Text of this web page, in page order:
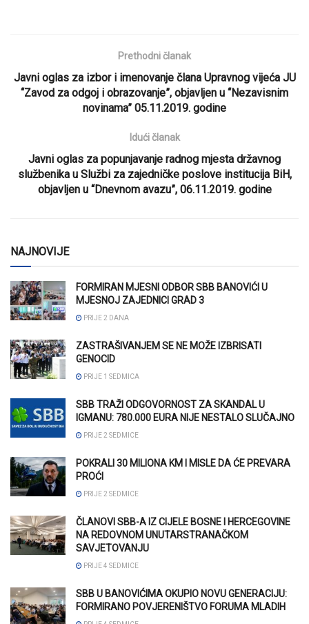
Prethodni članak
Javni oglas za izbor i imenovanje člana Upravnog vijeća JU
“Zavod za odgoj i obrazovanje”, objavljen u “Nezavisnim
novinama” 05.11.2019. godine
Idući članak
Javni oglas za popunjavanje radnog mjesta državnog
službenika u Službi za zajedničke poslove institucija BiH,
objavljen u “Dnevnom avazu”, 06.11.2019. godine
NAJNOVIJE
FORMIRAN MJESNI ODBOR SBB BANOVIĆI U
MJESNOJ ZAJEDNICI GRAD 3
PRIJE 2 DANA
ZASTRAŠIVANJEM SE NE MOŽE IZBRISATI
GENOCID
PRIJE 1 SEDMICA
SBB TRAŽI ODGOVORNOST ZA SKANDAL U
IGMANU: 780.000 EURA NIJE NESTALO SLUČAJNO
PRIJE 2 SEDMICE
POKRALI 30 MILIONA KM I MISLE DA ĆE PREVARA
PROĆI
PRIJE 2 SEDMICE
ČLANOVI SBB-A IZ CIJELE BOSNE I HERCEGOVINE
NA REDOVNOM UNUTARSTRANAČKOM
SAVJETOVANJU
PRIJE 4 SEDMICE
SBB U BANOVIĆIMA OKUPIO NOVU GENERACIJU:
FORMIRANO POVJERENIŠTVO FORUMA MLADIH